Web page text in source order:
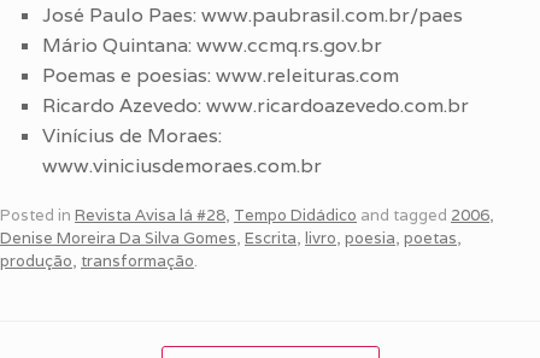
José Paulo Paes: www.paubrasil.com.br/paes
Mário Quintana: www.ccmq.rs.gov.br
Poemas e poesias: www.releituras.com
Ricardo Azevedo: www.ricardoazevedo.com.br
Vinícius de Moraes:
www.viniciusdemoraes.com.br
Posted in Revista Avisa lá #28, Tempo Didádico and tagged 2006,
Denise Moreira Da Silva Gomes, Escrita, livro, poesia, poetas,
produção, transformação.